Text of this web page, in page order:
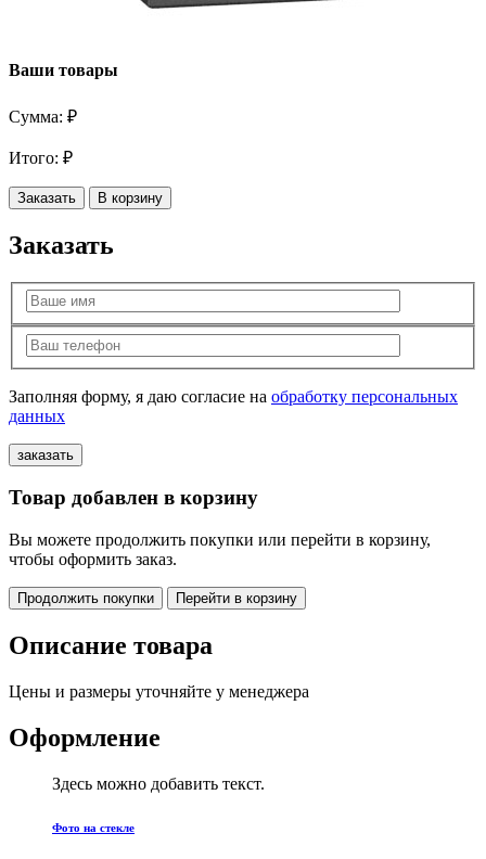
Ваши товары
Сумма: ₽
Итого: ₽
Заказать В корзину
Заказать
Заполняя форму, я даю согласие на обработку персональных
данных
Товар добавлен в корзину
Вы можете продолжить покупки или перейти в корзину,
чтобы оформить заказ.
Продолжить покупки Перейти в корзину
Описание товара
Цены и размеры уточняйте у менеджера
Оформление
Здесь можно добавить текст.
Фото на стекле